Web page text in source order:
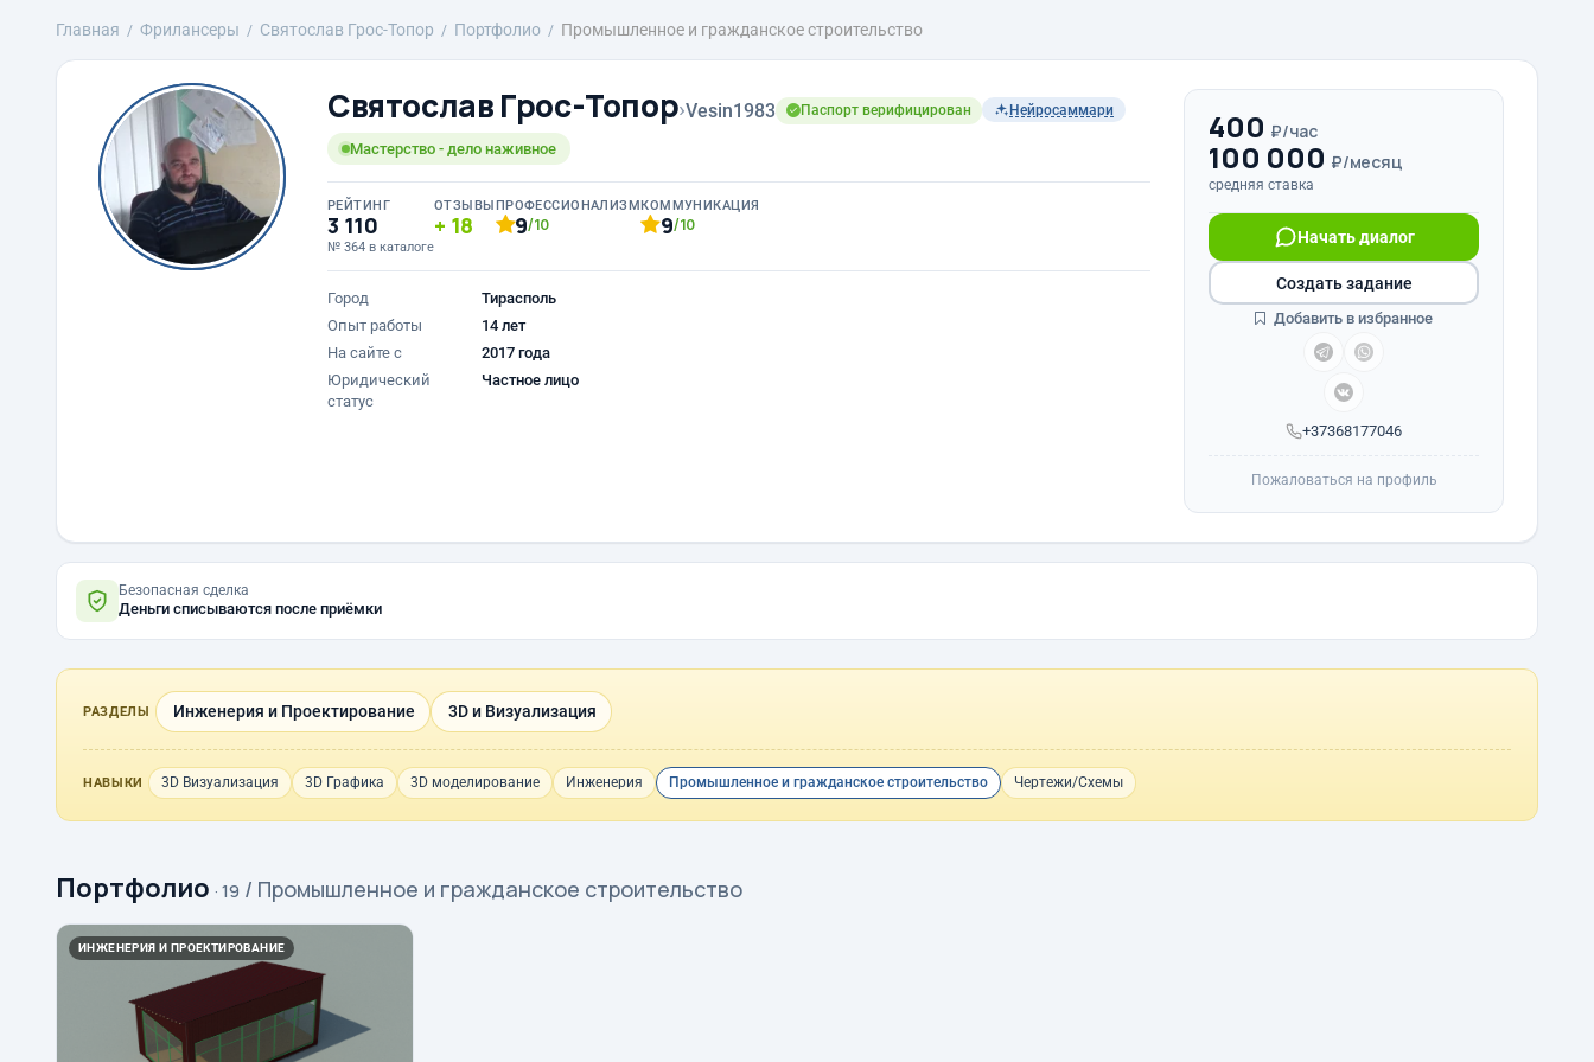
Главная Фрилансеры Святослав Грос-Топор Портфолио Промышленное и гражданское строительство
Святослав Грос-Топор›Vesin1983 Паспорт верифицирован Нейросаммари
Мастерство - дело наживное
РЕЙТИНГ
3 110
№ 364 в каталоге
ОТЗЫВЫ
18
ПРОФЕССИОНАЛИЗМ
9/10
КОММУНИКАЦИЯ
9/10
Город
Тирасполь
Опыт работы
14 лет
На сайте с
2017 года
Юридический
статус
Частное лицо
400 ₽/час
100 000 ₽/месяц
средняя ставка
+37368177046
Начать диалог
Создать задание
Добавить в избранное
Пожаловаться на профиль
Безопасная сделка
Деньги списываются после приёмки
РАЗДЕЛЫ Инженерия и Проектирование 3D и Визуализация
НАВЫКИ 3D Визуализация 3D Графика 3D моделирование Инженерия Промышленное и гражданское строительство Чертежи/Схемы
Портфолио · 19 / Промышленное и гражданское строительство
ИНЖЕНЕРИЯ И ПРОЕКТИРОВАНИЕ